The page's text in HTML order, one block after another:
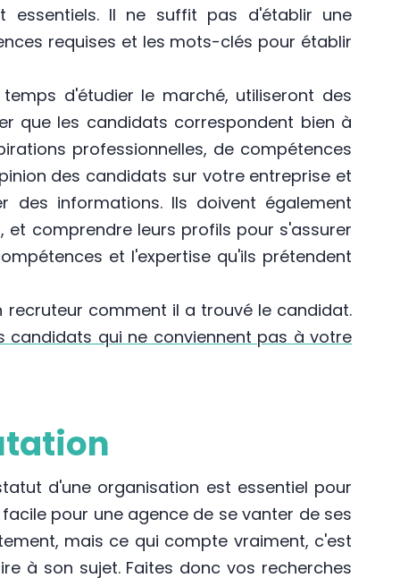
essentiels. Il ne suffit pas d'établir une
requises et les mots-clés pour établir
d'étudier le marché, utiliseront des
que les candidats correspondent bien à
professionnelles, de compétences
des candidats sur votre entreprise et
des informations. Ils doivent également
comprendre leurs profils pour s'assurer
et l'expertise qu'ils prétendent
recruteur comment il a trouvé le candidat.
candidats qui ne conviennent pas à votre
d'une organisation est essentiel pour
pour une agence de se vanter de ses
mais ce qui compte vraiment, c'est
à son sujet. Faites donc vos recherches